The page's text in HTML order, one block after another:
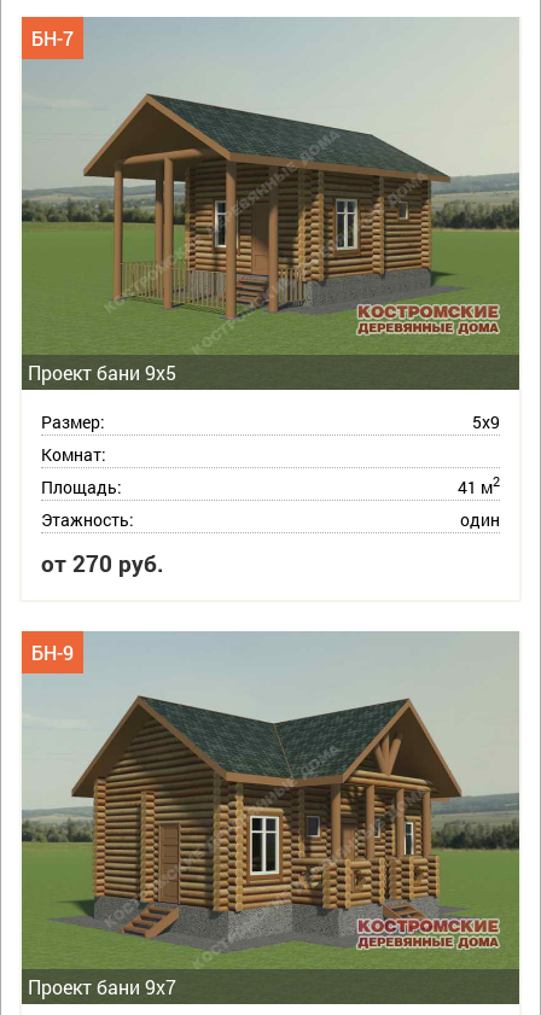
Проект бани 9х5
БН-7
Размер:
5х9
Комнат:
Площадь:
41 м2
Этажность: один
от 270 руб.
Проект бани 9х7
БН-9